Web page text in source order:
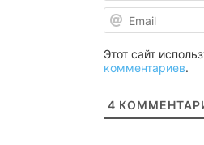
Этот сайт
комментариев.
4